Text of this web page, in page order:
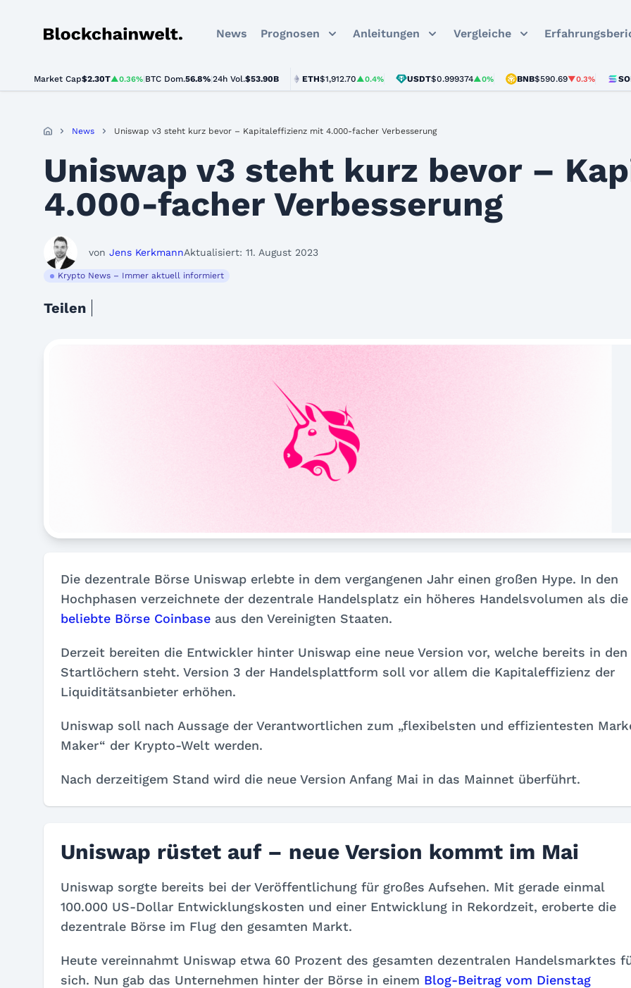
Blockchainwelt News Prognosen Anleitungen Vergleiche
Market Cap$2.30T▲0.36% BTC Dom.56.8% 24h Vol.$53.90B
BTC$64,898.00▲0.9% ETH $1,912.70▲0.4% USDT$0.999374▲0% BNB$590.69▼0.3% SOL
News Uniswap v3 steht kurz bevor – Kapitaleffizienz mit 4.000-facher Verbesserung
Uniswap v3 steht kurz bevor –
4.000-facher Verbesserung
von Jens KerkmannAktualisiert: 11. August 2023
Krypto News – Immer aktuell informiert
Teilen
Die dezentrale Börse Uniswap erlebte in dem vergangenen Jahr einen großen Hype. In den
Hochphasen verzeichnete der dezentrale Handelsplatz ein höheres Handelsvolumen als die
beliebte Börse Coinbase aus den Vereinigten Staaten.
Derzeit bereiten die Entwickler hinter Uniswap eine neue Version vor, welche bereits in den
Startlöchern steht. Version 3 der Handelsplattform soll vor allem die Kapitaleffizienz der
Liquiditätsanbieter erhöhen.
Uniswap soll nach Aussage der Verantwortlichen zum „flexibelsten und effizientesten
Maker“ der Krypto-Welt werden.
Nach derzeitigem Stand wird die neue Version Anfang Mai in das Mainnet überführt.
Uniswap rüstet auf – neue Version kommt im Mai
Uniswap sorgte bereits bei der Veröffentlichung für großes Aufsehen. Mit gerade einmal
100.000 US-Dollar Entwicklungskosten und einer Entwicklung in Rekordzeit, eroberte die
dezentrale Börse im Flug den gesamten Markt.
Heute vereinnahmt Uniswap etwa 60 Prozent des gesamten dezentralen Handelsmarktes
sich. Nun gab das Unternehmen hinter der Börse in einem Blog-Beitrag vom Dienstag